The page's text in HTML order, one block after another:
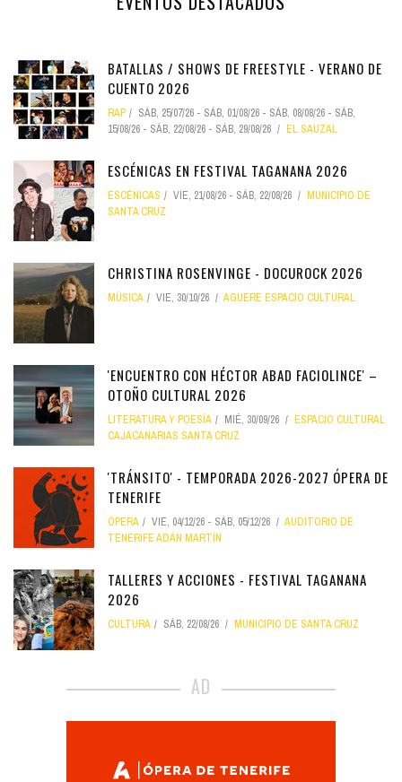
BATALLAS / SHOWS DE FREESTYLE - VERANO DE
CUENTO 2026
RAP SÁB, 25/07/26 - SÁB, 01/08/26 - SÁB, 08/08/26 - SÁB,
15/08/26 - SÁB, 22/08/26 - SÁB, 29/08/26 EL SAUZAL
ESCÉNICAS EN FESTIVAL TAGANANA 2026
ESCÉNICAS VIE, 21/08/26 - SÁB, 22/08/26
MUNICIPIO DE
SANTA CRUZ
CHRISTINA ROSENVINGE - DOCUROCK 2026
MÚSICA VIE, 30/10/26 AGUERE ESPACIO CULTURAL
'ENCUENTRO CON HÉCTOR ABAD FACIOLINCE' –
OTOÑO CULTURAL 2026
LITERATURA Y POESÍA MIÉ, 30/09/26
ESPACIO CULTURAL
CAJACANARIAS SANTA CRUZ
'TRÁNSITO' - TEMPORADA 2026-2027 ÓPERA DE
TENERIFE
ÓPERA VIE, 04/12/26 - SÁB, 05/12/26
AUDITORIO DE
TENERIFE ADÁN MARTÍN
TALLERES Y ACCIONES - FESTIVAL TAGANANA
2026
CULTURA SÁB, 22/08/26 MUNICIPIO DE SANTA CRUZ
AD